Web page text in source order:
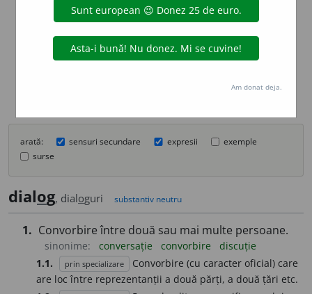
info
Aceste definiții sunt compilate de
echipa dexonline. Definițiile
originale se află pe filadefiniții.
Puteți reordona filele pe pagina de
arată: sensuri secundare expresii
exemple
surse
dialog, dialoguri substantiv neutru
1. Convorbire între două sau mai multe persoane.
sinonime: conversație convorbire
discuție
1.1.
prin specializare
Convorbire (cu caracter oficial) care
are loc între reprezentanții a două părți, a două țări etc.
Am donat deja.